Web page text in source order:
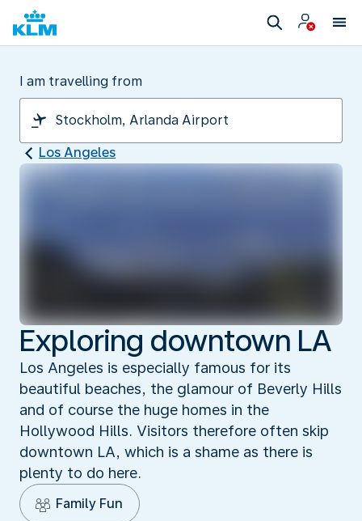
I am travelling from
Los Angeles
Exploring downtown LA
Los Angeles is especially famous for its
beautiful beaches, the glamour of Beverly Hills
and of course the huge homes in the
Hollywood Hills. Visitors therefore often skip
downtown LA, which is a shame as there is
plenty to do here.
Family Fun